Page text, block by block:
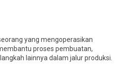
yang mengoperasikan
proses pembuatan,
lainnya dalam jalur produksi.